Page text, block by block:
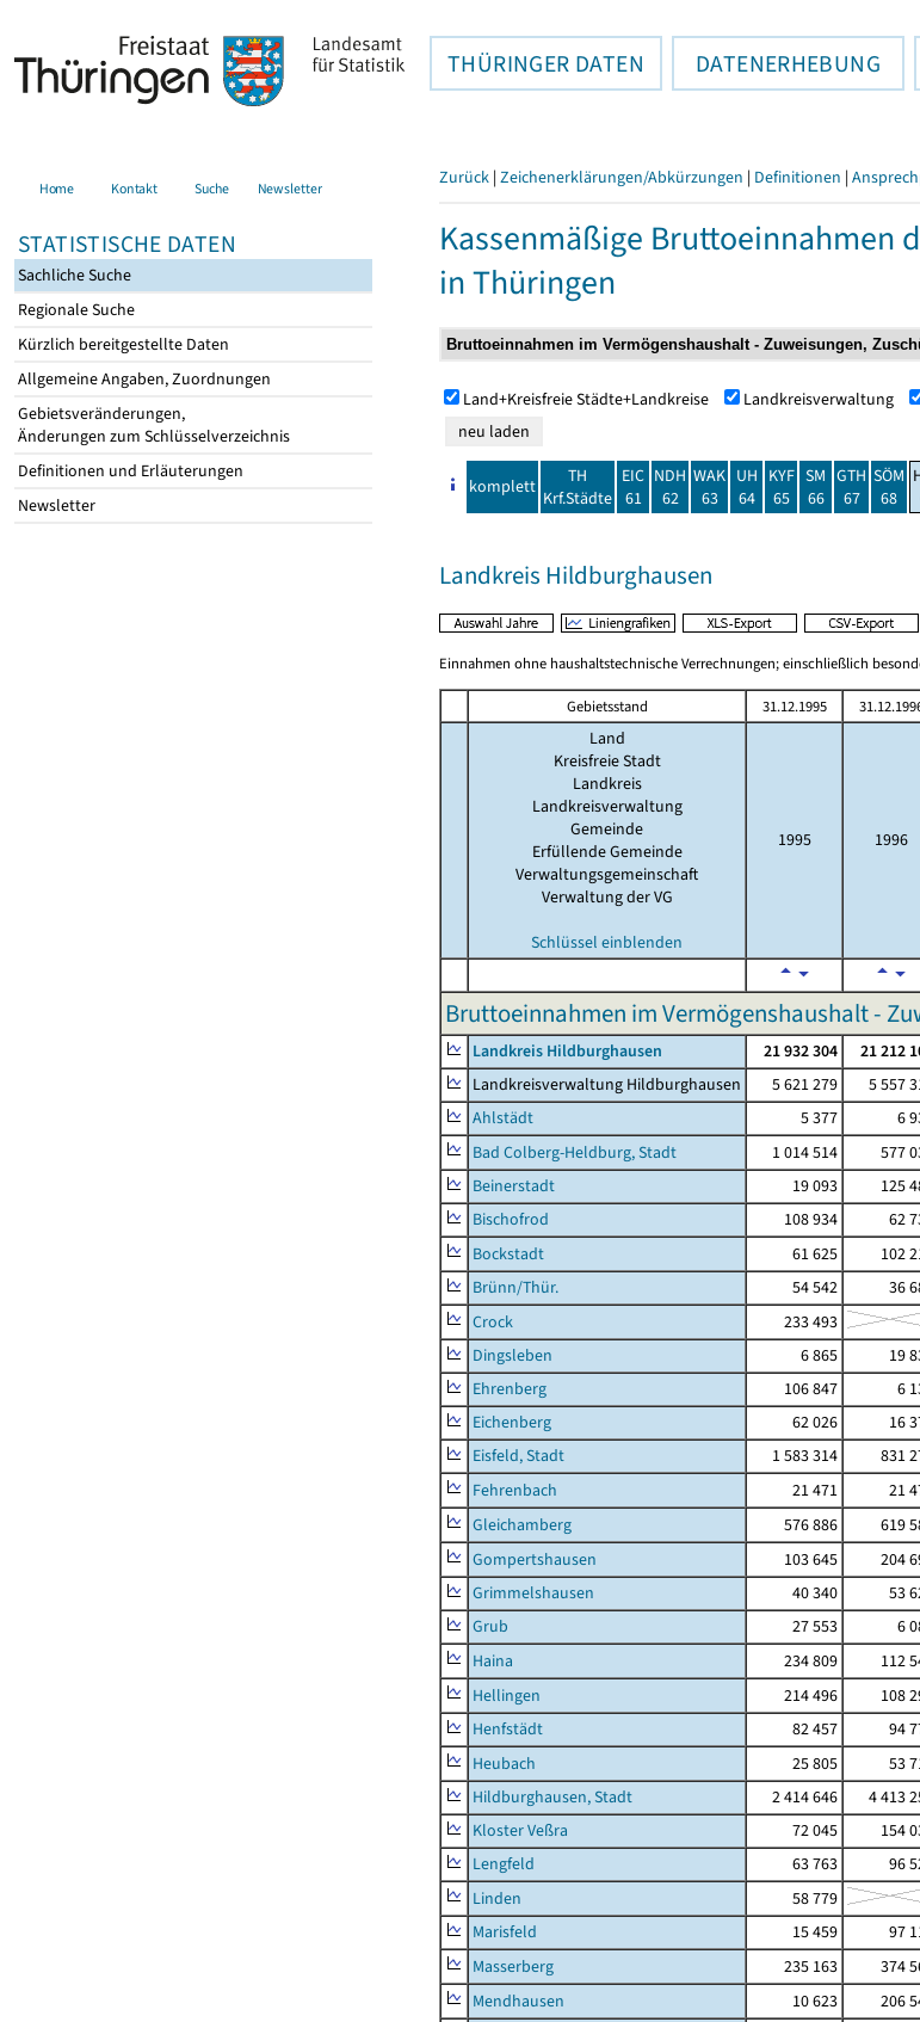
THÜRINGER DATEN DATENERHEBUNG
Home Kontakt Suche Newsletter
STATISTISCHE DATEN
Sachliche Suche
Regionale Suche
Kürzlich bereitgestellte Daten
Allgemeine Angaben, Zuordnungen
Gebietsveränderungen,
Änderungen zum Schlüsselverzeichnis
Definitionen und Erläuterungen
Newsletter
Zurück | Zeichenerklärungen/Abkürzungen | Definitionen |
Kassenmäßige Bruttoeinnahmen
in Thüringen
Land+Kreisfreie Städte+Landkreise Landkreisverwaltung
komplett
TH
Krf.Städte
EIC
61
NDH
62
WAK
63
UH
64
KYF
65
SM
66
GTH
67
SÖM
68
Landkreis Hildburghausen
Einnahmen ohne haushaltstechnische Verrechnungen; einschließlich
Gebietsstand 31.12.1995
Land
Kreisfreie Stadt
Landkreis
Landkreisverwaltung
Gemeinde
Erfüllende Gemeinde
Verwaltungsgemeinschaft
Verwaltung der VG
Schlüssel einblenden
1995 1996
Bruttoeinnahmen im Vermögenshaushalt -
Landkreis Hildburghausen 21 932 304 21 212
Landkreisverwaltung Hildburghausen
5 621 279 5 557
Ahlstädt
5 377 6
Bad Colberg-Heldburg, Stadt
1 014 514 577
Beinerstadt
19 093 125
Bischofrod
108 934 62
Bockstadt
61 625 102
Brünn/Thür.
54 542 36
Crock
233 493
Dingsleben
6 865 19
Ehrenberg
106 847 6
Eichenberg
62 026 16
Eisfeld, Stadt
1 583 314 831
Fehrenbach
21 471
21
Gleichamberg
576 886 619
Gompertshausen
103 645 204
Grimmelshausen
40 340 53
Grub
27 553 6
Haina
234 809 112
Hellingen
214 496 108
Henfstädt
82 457 94
Heubach
25 805
53
Hildburghausen, Stadt
2 414 646 4 413
Kloster Veßra
72 045 154
Lengfeld
63 763 96
Linden
58 779
Marisfeld
15 459 97
Masserberg
235 163
374
Mendhausen
10 623 206